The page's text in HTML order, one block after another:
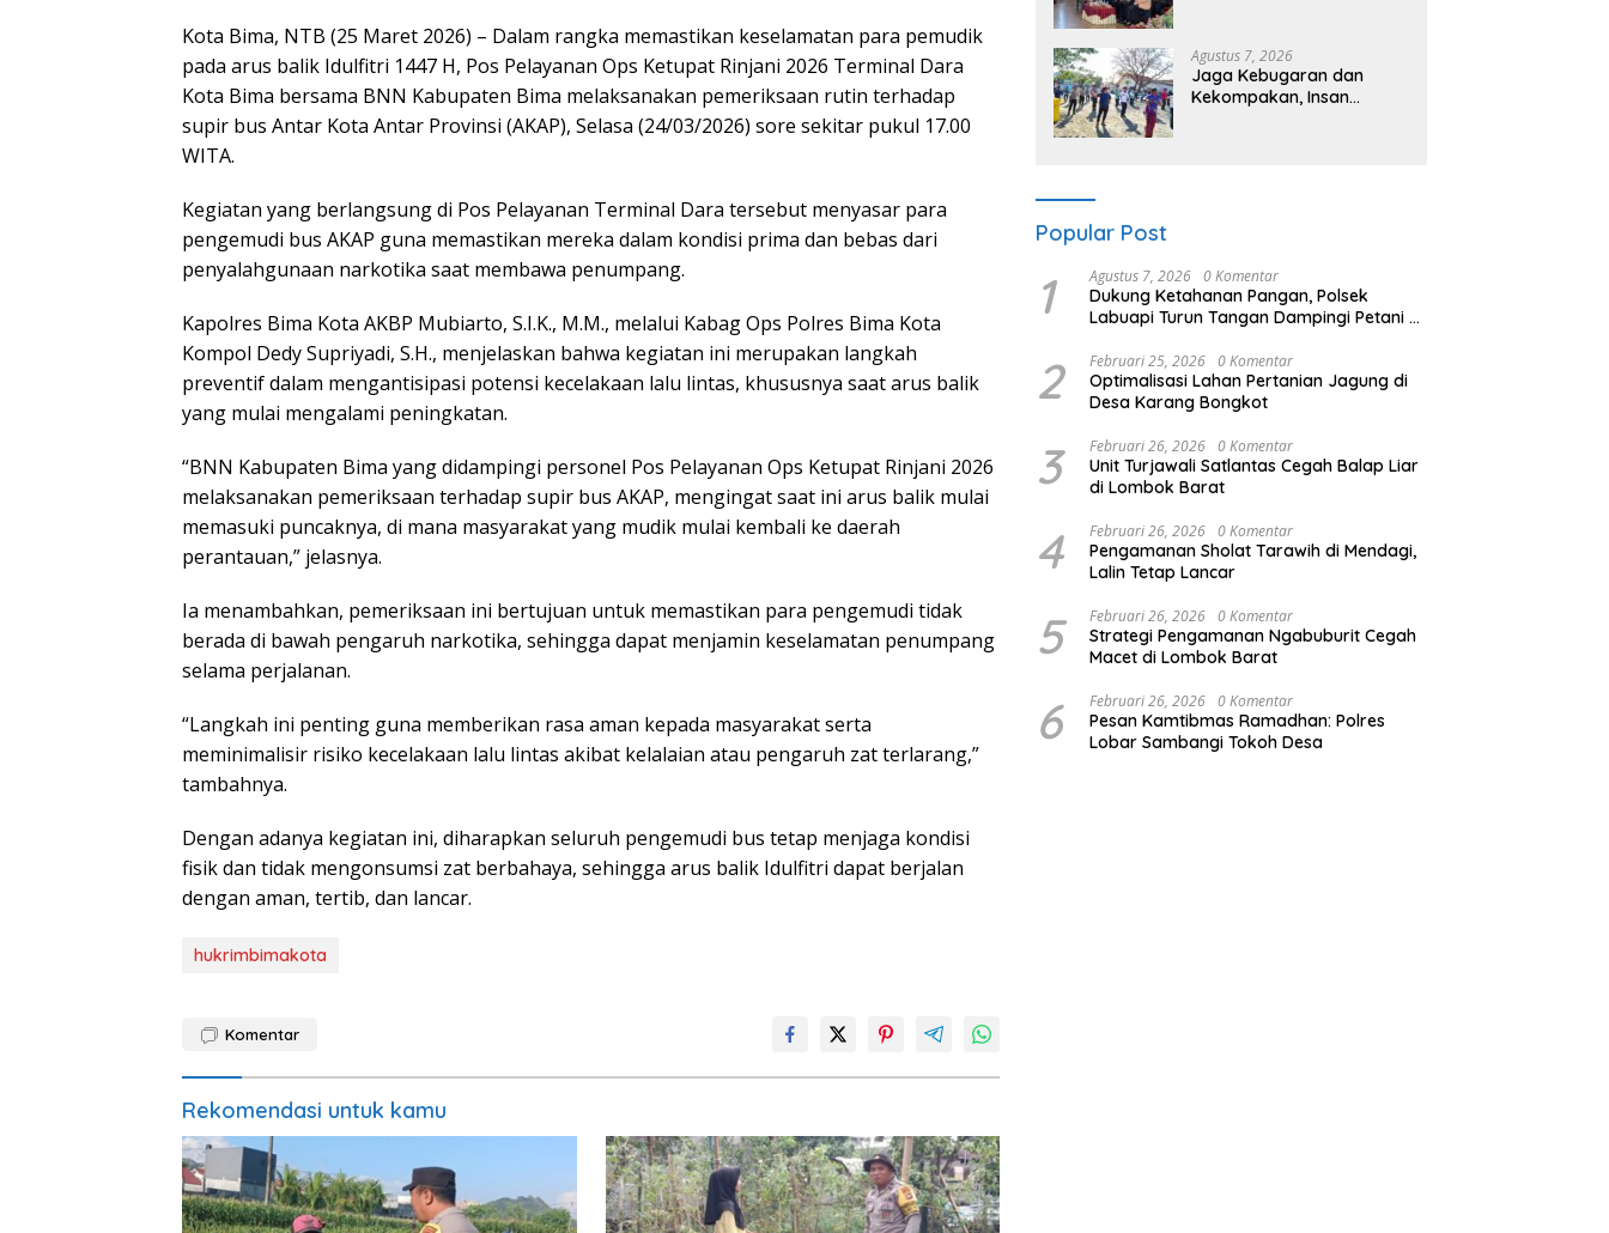
Kota Bima, NTB (25 Maret 2026) – Dalam rangka memastikan keselamatan para pemudik
pada arus balik Idulfitri 1447 H, Pos Pelayanan Ops Ketupat Rinjani 2026 Terminal Dara
Kota Bima bersama BNN Kabupaten Bima melaksanakan pemeriksaan rutin terhadap
supir bus Antar Kota Antar Provinsi (AKAP), Selasa (24/03/2026) sore sekitar pukul 17.00
WITA.
Kegiatan yang berlangsung di Pos Pelayanan Terminal Dara tersebut menyasar para
pengemudi bus AKAP guna memastikan mereka dalam kondisi prima dan bebas dari
penyalahgunaan narkotika saat membawa penumpang.
Kapolres Bima Kota AKBP Mubiarto, S.I.K., M.M., melalui Kabag Ops Polres Bima Kota
Kompol Dedy Supriyadi, S.H., menjelaskan bahwa kegiatan ini merupakan langkah
preventif dalam mengantisipasi potensi kecelakaan lalu lintas, khususnya saat arus balik
yang mulai mengalami peningkatan.
“BNN Kabupaten Bima yang didampingi personel Pos Pelayanan Ops Ketupat Rinjani 2026
melaksanakan pemeriksaan terhadap supir bus AKAP, mengingat saat ini arus balik mulai
memasuki puncaknya, di mana masyarakat yang mudik mulai kembali ke daerah
perantauan,” jelasnya.
Ia menambahkan, pemeriksaan ini bertujuan untuk memastikan para pengemudi tidak
berada di bawah pengaruh narkotika, sehingga dapat menjamin keselamatan penumpang
selama perjalanan.
“Langkah ini penting guna memberikan rasa aman kepada masyarakat serta
meminimalisir risiko kecelakaan lalu lintas akibat kelalaian atau pengaruh zat terlarang,”
tambahnya.
Dengan adanya kegiatan ini, diharapkan seluruh pengemudi bus tetap menjaga kondisi
fisik dan tidak mengonsumsi zat berbahaya, sehingga arus balik Idulfitri dapat berjalan
dengan aman, tertib, dan lancar.
hukrimbimakota
Komentar
Rekomendasi untuk kamu
Hari Pertama Kehidupan”
Agustus 7, 2026
Jaga Kebugaran dan
Kekompakan, Insan
Popular Post
1 Agustus 7, 2026 0 Komentar
Dukung Ketahanan Pangan, Polsek
Labuapi Turun Tangan Dampingi Petani di
2 Februari 25, 2026 0 Komentar
Optimalisasi Lahan Pertanian Jagung di
Desa Karang Bongkot
3 Februari 26, 2026 0 Komentar
Unit Turjawali Satlantas Cegah Balap Liar
di Lombok Barat
4 Februari 26, 2026 0 Komentar
Pengamanan Sholat Tarawih di Mendagi,
Lalin Tetap Lancar
5 Februari 26, 2026 0 Komentar
Strategi Pengamanan Ngabuburit Cegah
Macet di Lombok Barat
6 Februari 26, 2026 0 Komentar
Pesan Kamtibmas Ramadhan: Polres
Lobar Sambangi Tokoh Desa